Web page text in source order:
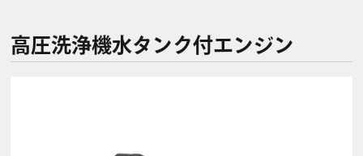
高圧洗浄機水タンク付エンジン